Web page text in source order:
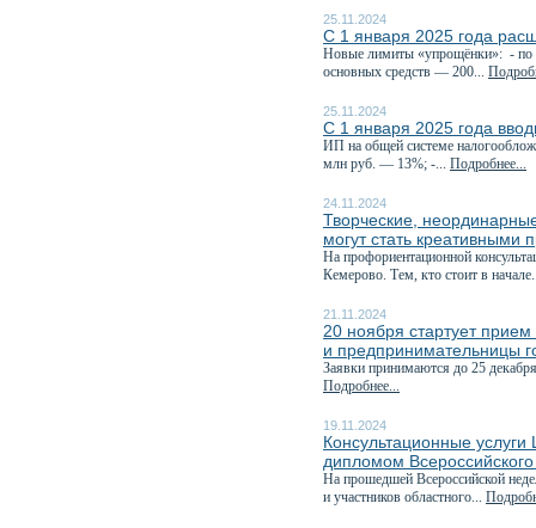
25.11.2024
С 1 января 2025 года
Новые лимиты «упрощёнки»: - по
основных средств — 200...
25.11.2024
С 1 января 2025 года
ИП на общей системе
млн руб. — 13%; -... Подробнее...
24.11.2024
Творческие,
могут стать креативными
На профориентационной
Кемерово. Тем, кто стоит в
21.11.2024
20 ноября стартует
и предпринимательницы
Заявки принимаются до 25
Подробнее...
19.11.2024
Консультационные
дипломом
На прошедшей Всероссийской
и участников областного...